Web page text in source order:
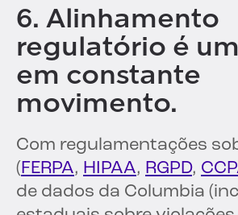
6. Alinhamento
regulatório é
em constante
movimento.
Com regulamentações
(FERPA, HIPAA, RGPD,
de dados da Columbia